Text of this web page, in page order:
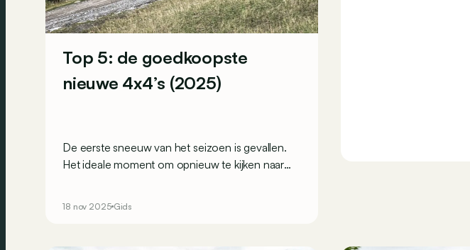
Top 5: de goedkoopste
nieuwe 4x4’s (2025)
De eerste sneeuw van het seizoen is gevallen.
Het ideale moment om opnieuw te kijken naar
18 nov 2025 Gids